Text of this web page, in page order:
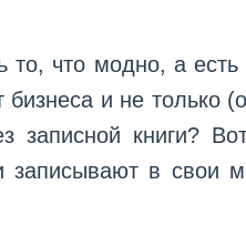
то, что модно, а есть
и не только
записной
записывают в